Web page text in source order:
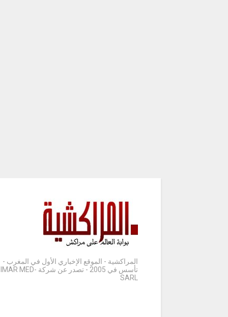
المراكشية - الموقع الإخباري الأول في المغرب -
تأسس في 2005 - تصدر عن شركة IMAR MED-
SARL